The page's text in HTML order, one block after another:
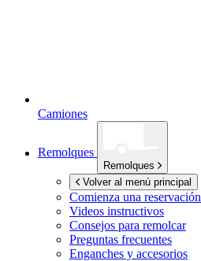
Camiones
Remolques
Remolques
Volver al menú principal
Comienza una reservación
Videos instructivos
Consejos para remolcar
Preguntas frecuentes
Enganches y accesorios